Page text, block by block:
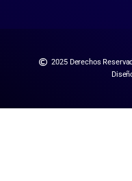
2025 Derechos